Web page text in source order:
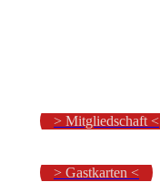
> Mitgliedschaft <
> Gastkarten <